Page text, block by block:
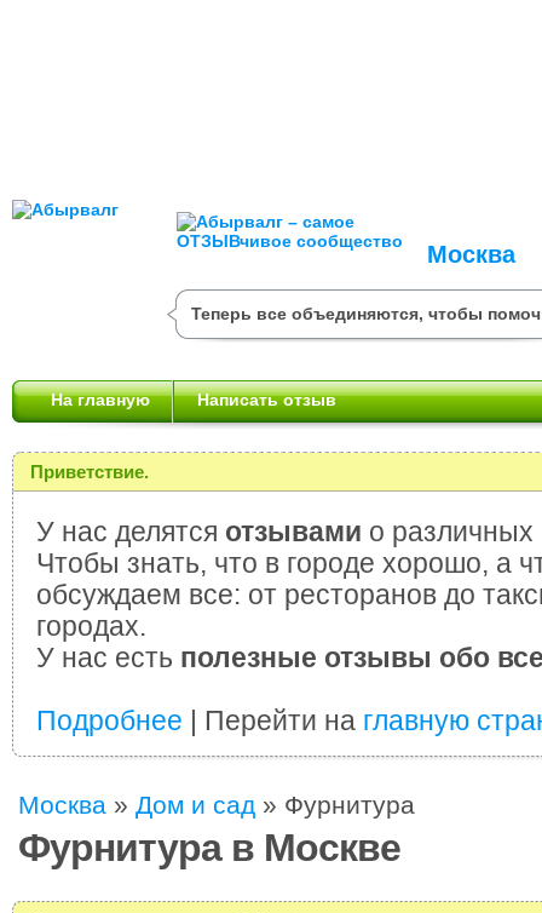
Москва
Теперь все объединяются, чтобы
На главную Написать отзыв
Приветствие.
У нас делятся отзывами о различных
Чтобы знать, что в городе хорошо, а
обсуждаем все: от ресторанов до
городах.
У нас есть полезные отзывы обо
Подробнее | Перейти на главную
Москва » Дом и сад » Фурнитура
Фурнитура в Москве